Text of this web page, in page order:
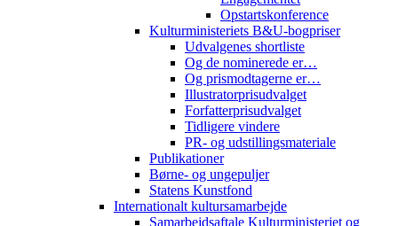
Opstartskonference
Kulturministeriets B&U-bogpriser
Udvalgenes shortliste
Og de nominerede er…
Og prismodtagerne er…
Illustratorprisudvalget
Forfatterprisudvalget
Tidligere vindere
PR- og udstillingsmateriale
Publikationer
Børne- og ungepuljer
Statens Kunstfond
Internationalt kultursamarbejde
Samarbejdsaftale Kulturministeriet og